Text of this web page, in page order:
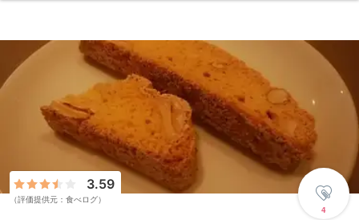
3.59
（評価提供元：食べログ）
4